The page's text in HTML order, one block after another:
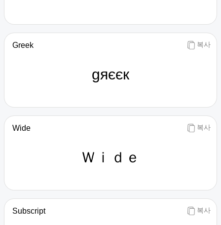
복사
Greek
gяєєк
복사
Wide
Ｗｉｄｅ
복사
Subscript